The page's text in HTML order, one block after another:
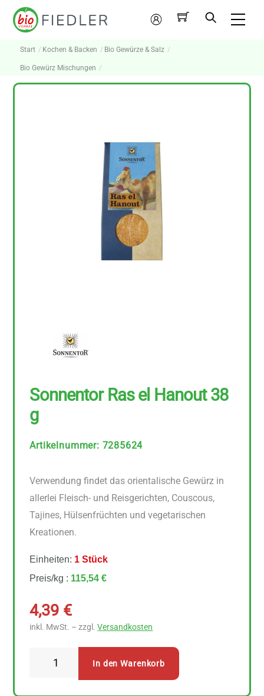
Skip
Mein
Konto
Start Kochen & Backen Bio Gewürze & Salz
Bio Gewürz Mischungen
Sonnentor Ras el Hanout 38
g
Artikelnummer: 7285624
Verwendung findet das orientalische Gewürz in
allerlei Fleisch- und Reisgerichten, Couscous,
Tajines, Hülsenfrüchten und vegetarischen
Kreationen.
Einheiten: 1 Stück
Preis/kg : 115,54 €
4,39 €
inkl. MwSt. – zzgl.Versandkosten
In den Warenkorb